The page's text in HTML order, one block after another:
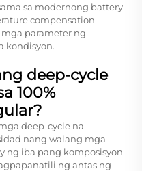
sa modernong battery
compensation
parameter ng
kondisyon.
deep-cycle
100%
deep-cycle na
nang walang mga
ng iba pang komposisyon
ng antas ng